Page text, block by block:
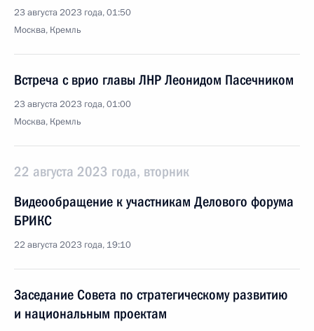
23 августа 2023 года, 01:50
Москва, Кремль
Встреча с врио главы ЛНР Леонидом Пасечником
23 августа 2023 года, 01:00
Москва, Кремль
22 августа 2023 года, вторник
Видеообращение к участникам Делового форума
БРИКС
22 августа 2023 года, 19:10
Заседание Совета по стратегическому развитию
и национальным проектам